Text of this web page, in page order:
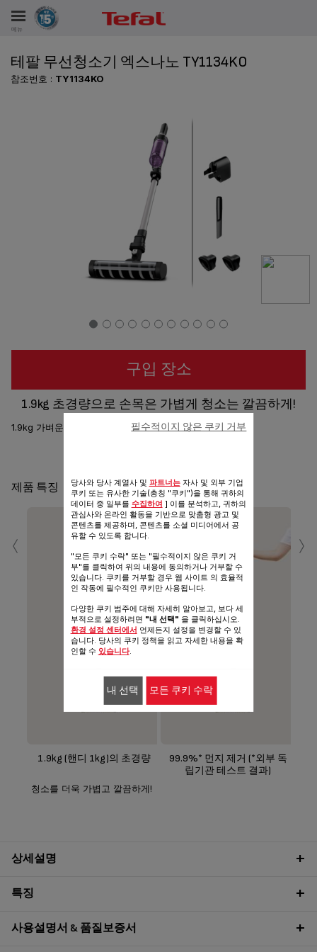
메뉴
테팔 무선청소기 엑스나노 TY1134KO
참조번호 : TY1134KO
구입 장소
1.9kg 초경량으로 손목은 가볍게 청소는 깔끔하게!
1.9kg 가벼운 무게로 매일 돌려도 부담 없는 청소!
제품 특징
1.9kg (핸디 1kg)의 초경량
청소를 더욱 가볍고 깔끔하게!
99.9%* 먼지 제거 (*외부 독
립기관 테스트 결과)
‹ ›
상세설명
특징
사용설명서 & 품질보증서
당사와 당사 계열사 및 파트너는자사 및 외부 기업
쿠키 또는 유사한 기술(총칭 "쿠키")을 통해 귀하의
데이터 중 일부를 수집하여 ] 이를 분석하고, 귀하의
관심사와 온라인 활동을 기반으로 맞춤형 광고 및
콘텐츠를 제공하며, 콘텐츠를 소셜 미디어에서 공
유할 수 있도록 합니다.
"모든 쿠키 수락" 또는 "필수적이지 않은 쿠키 거
부"를 클릭하여 위의 내용에 동의하거나 거부할 수
있습니다. 쿠키를 거부할 경우 웹 사이트 의 효율적
인 작동에 필수적인 쿠키만 사용됩니다.
다양한 쿠키 범주에 대해 자세히 알아보고, 보다 세
부적으로 설정하려면 "내 선택" 을 클릭하십시오.
환경 설정 센터에서 언제든지 설정을 변경할 수 있
습니다. 당사의 쿠키 정책을 읽고 자세한 내용을 확
인할 수 있습니다.
필수적이지 않은 쿠키 거부
내 선택 모든 쿠키 수락